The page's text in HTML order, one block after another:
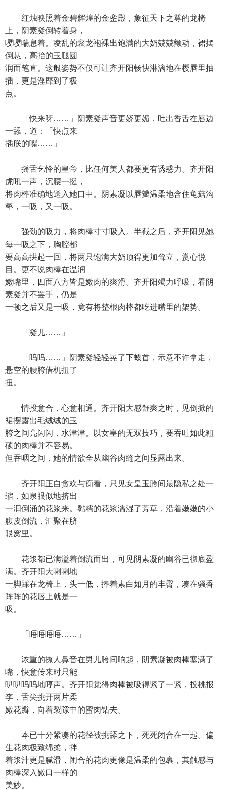
红烛映照着金碧辉煌的金銮殿，象征天下之尊的龙椅
上，阴素凝倒转着身，
嘤嘤喘息着。凌乱的衮龙袍裸出饱满的大奶兢兢颤动，裙摆
倒悬，高抬的玉腿圆
润而笔直。这般姿势不仅可让齐开阳畅快淋漓地在樱唇里抽
插，更是淫靡到了极
点。
「快来呀……」阴素凝声音更娇更媚，吐出香舌在唇边
一舔，道：「快点来
插朕的嘴……」
摇舌乞怜的皇帝，比任何美人都要更有诱惑力。齐开阳
虎吼一声，沉腰一挺，
将肉棒准确地送入她口中。阴素凝以唇瓣温柔地含住龟菇沟
壑，一吸，又一吸。
强劲的吸力，将肉棒寸寸吸入。半截之后，齐开阳见她
每一吸之下，胸腔都
要高高拱起一回，将两只饱满大奶顶得更加耸立，赏心悦
目。更不说肉棒在温润
嫩嘴里，四面八方皆是嫩肉的爽滑。齐开阳竭力呼吸，看阴
素凝并不罢手，仍是
一顿之后又是一吸，竟有将整根肉棒都吃进嘴里的架势。
「凝儿……」
「呜呜……」阴素凝轻轻晃了下螓首，示意不许拿走，
悬空的腰胯借机扭了
扭。
情投意合，心意相通。齐开阳大感舒爽之时，见倒掀的
裙摆露出毛绒绒的玉
胯之间亮闪闪，水津津。以女皇的无双技巧，要吞吐如此粗
硕的肉棒并不容易。
但吞咽之间，她的情欲全从幽谷肉缝之间显露出来。
齐开阳正自贪欢与痴看，只见女皇玉胯间最隐私之处一
缩，如泉眼似地挤出
一汩倒涌的花浆来。黏糯的花浆濡湿了芳草，沿着嫩嫩的小
腹皮倒流，汇聚在脐
眼窝里。
花浆都已满溢着倒流而出，可见阴素凝的幽谷已彻底盈
满。齐开阳大喇喇地
一脚踩在龙椅上，头一低，捧着素白如月的丰臀，凑在骚香
阵阵的花唇上就是一
吸。
「唔唔唔唔……」
浓重的撩人鼻音在男儿胯间响起，阴素凝被肉棒塞满了
嘴，快意传来时只能
吚吚呜呜地哼声。齐开阳觉得肉棒被吸得紧了一紧，投桃报
李，舌尖挑开两片柔
嫩花瓣，向着裂隙中的蜜肉钻去。
本已十分紧凑的花径被挑舔之下，死死闭合在一起。偏
生花肉极致绵柔，拌
着浆汁更是腻滑，闭合的花肉更像是温柔的包裹，其触感与
肉棒深入嫩口一样的
美妙。